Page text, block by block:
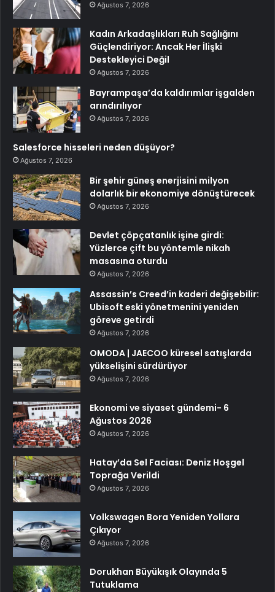
Ağustos 7, 2026
Kadın Arkadaşlıkları Ruh Sağlığını
Güçlendiriyor: Ancak Her İlişki
Destekleyici Değil
Ağustos 7, 2026
Bayrampaşa’da kaldırımlar işgalden
arındırılıyor
Ağustos 7, 2026
Salesforce hisseleri neden düşüyor?
Ağustos 7, 2026
Bir şehir güneş enerjisini milyon
dolarlık bir ekonomiye dönüştürecek
Ağustos 7, 2026
Devlet çöpçatanlık işine girdi:
Yüzlerce çift bu yöntemle nikah
masasına oturdu
Ağustos 7, 2026
Assassin’s Creed’in kaderi değişebilir:
Ubisoft eski yönetmenini yeniden
göreve getirdi
Ağustos 7, 2026
OMODA | JAECOO küresel satışlarda
yükselişini sürdürüyor
Ağustos 7, 2026
Ekonomi ve siyaset gündemi- 6
Ağustos 2026
Ağustos 7, 2026
Hatay’da Sel Faciası: Deniz Hoşgel
Toprağa Verildi
Ağustos 7, 2026
Volkswagen Bora Yeniden Yollara
Çıkıyor
Ağustos 7, 2026
Dorukhan Büyükışık Olayında 5
Tutuklama